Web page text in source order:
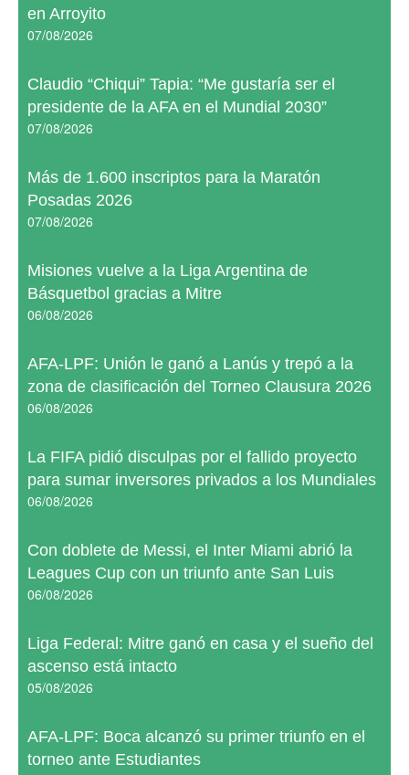
en Arroyito
07/08/2026
Claudio “Chiqui” Tapia: “Me gustaría ser el
presidente de la AFA en el Mundial 2030”
07/08/2026
Más de 1.600 inscriptos para la Maratón
Posadas 2026
07/08/2026
Misiones vuelve a la Liga Argentina de
Básquetbol gracias a Mitre
06/08/2026
AFA-LPF: Unión le ganó a Lanús y trepó a la
zona de clasificación del Torneo Clausura 2026
06/08/2026
La FIFA pidió disculpas por el fallido proyecto
para sumar inversores privados a los Mundiales
06/08/2026
Con doblete de Messi, el Inter Miami abrió la
Leagues Cup con un triunfo ante San Luis
06/08/2026
Liga Federal: Mitre ganó en casa y el sueño del
ascenso está intacto
05/08/2026
AFA-LPF: Boca alcanzó su primer triunfo en el
torneo ante Estudiantes